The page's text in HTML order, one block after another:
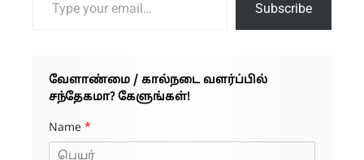
Subscribe
வேளாண்மை / கால்நடை வளர்ப்பில்
சந்தேகமா? கேளுங்கள்!
Name *